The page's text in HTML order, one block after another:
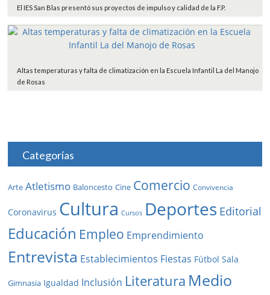
El IES San Blas presentó sus proyectos de impulso y calidad de la F.P.
Altas temperaturas y falta de climatización en la Escuela Infantil La del Manojo
de Rosas
Categorías
Arte Atletismo Baloncesto Cine Comercio Convivencia
Coronavirus Cultura Cursos Deportes Editorial
Educación Empleo Emprendimiento
Entrevista Establecimientos Fiestas Fútbol Sala
Gimnasia Igualdad Inclusión Literatura Medio